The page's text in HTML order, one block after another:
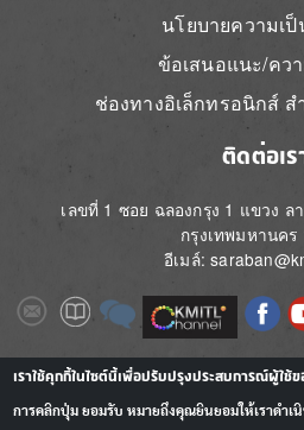
นโยบายความเ
ข้อเสนอแนะ/คว
ช่องทางอิเล็กทรอนิกส์
ติดต่อเร
เลขที่ 1 ซอย ฉลองกรุง 1 แขวง ล
กรุงเทพมหานคร
อีเมล์:
ImageImageImage Image Image
Image Image
เราใช้คุกกี้ในไซต์นี้เพื่อปรับปรุงประสบการณ์ผู้ใช้
การคลิกปุ่ม ยอมรับ หมายถึงคุณยินยอมให้เราดำเ